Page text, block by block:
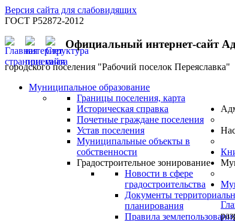
Версия сайта для слабовидящих
ГОСТ Р52872-2012
Официальный интернет-сайт
городского поселения "Рабочий поселок Переяславка"
Муниципальное образование
Границы поселения, карта
Историческая справка
Почетные граждане поселения
Устав поселения
Муниципальные объекты в
собственности
Градостроительное зонирование
Новости в сфере
градостроительства
Документы
планирования
Правила